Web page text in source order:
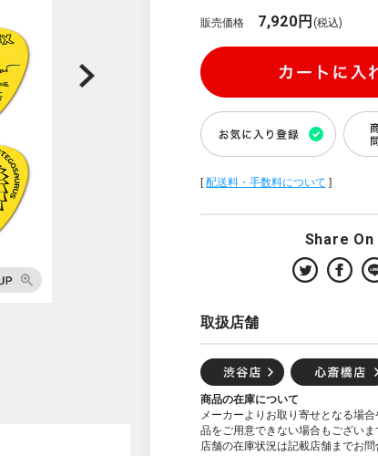
販売価格 7,920円 (税込)
[配送料・手数料について ]
Share On
取扱店舗
商品の在庫について
メーカーよりお取り寄せとなる場
品をご用意できない場合もございま
店舗の在庫状況は記載店舗までお問